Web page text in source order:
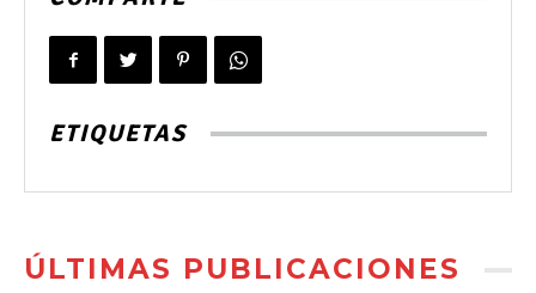
ETIQUETAS
ÚLTIMAS PUBLICACIONES